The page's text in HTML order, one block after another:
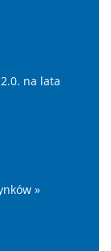
na lata
»